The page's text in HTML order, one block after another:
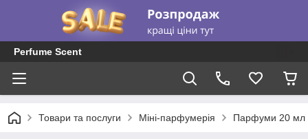
Perfume Scent
Товари та послуги Міні-парфумерія Парфуми 20 мл